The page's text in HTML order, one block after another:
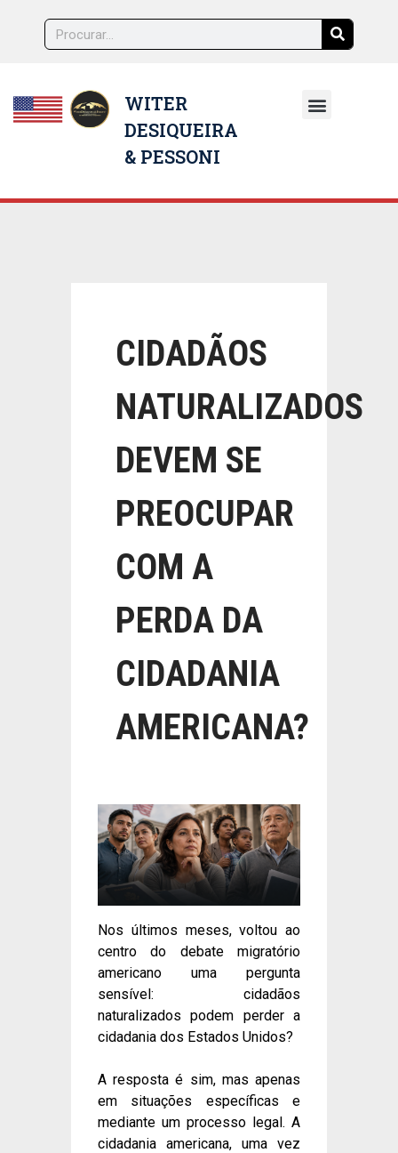
WITER
DESIQUEIRA
& PESSONI
CIDADÃOS
NATURALIZADOS
DEVEM SE
PREOCUPAR
COM A
PERDA DA
CIDADANIA
AMERICANA?
Nos últimos meses, voltou ao
centro do debate migratório
americano uma pergunta
sensível: cidadãos
naturalizados podem perder a
cidadania dos Estados Unidos?
A resposta é sim, mas apenas
em situações específicas e
mediante um processo legal. A
cidadania americana, uma vez